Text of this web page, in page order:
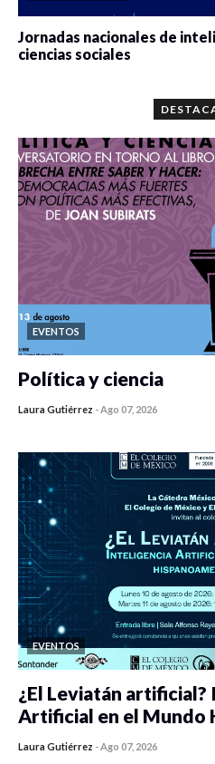
Jornadas nacionales de
ciencias sociales
EVENTOS
Política y ciencia
Laura Gutiérrez -Ago 07, 2026
EVENTOS
¿El Leviatán
Artificial en el Mundo
Laura Gutiérrez -Ago 07, 2026